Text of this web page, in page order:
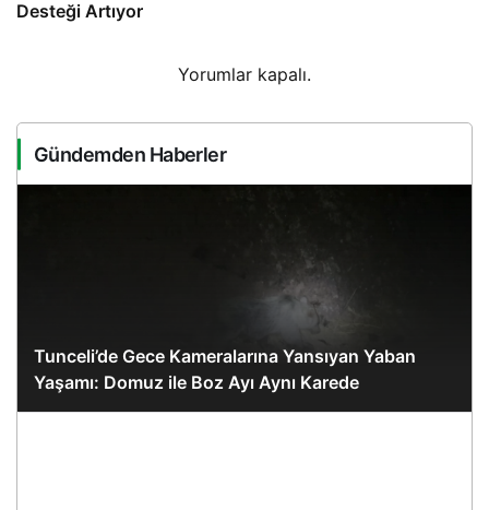
Desteği Artıyor
Yorumlar kapalı.
Gündemden Haberler
Tunceli’de Gece Kameralarına Yansıyan Yaban
Yaşamı: Domuz ile Boz Ayı Aynı Karede